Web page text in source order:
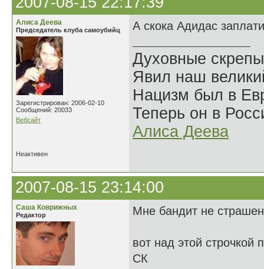
Алиса Деева
Председатель клуба самоубийц
Зарегистрирован: 2006-02-10
Сообщений: 20033
Вебсайт
А скока Адидас
Духовные
Явил наш
Нацизм был в
Теперь он в
Алиса Деева
Неактивен
2007-08-15 23:14:00
Саша Коврижных
Редактор Мне бандит не
вот над этой строчкой
СК